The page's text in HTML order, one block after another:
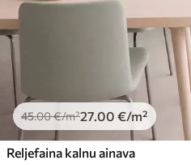
45.00€/m²27 .00 €/m²
Reljefaina kalnu ainava